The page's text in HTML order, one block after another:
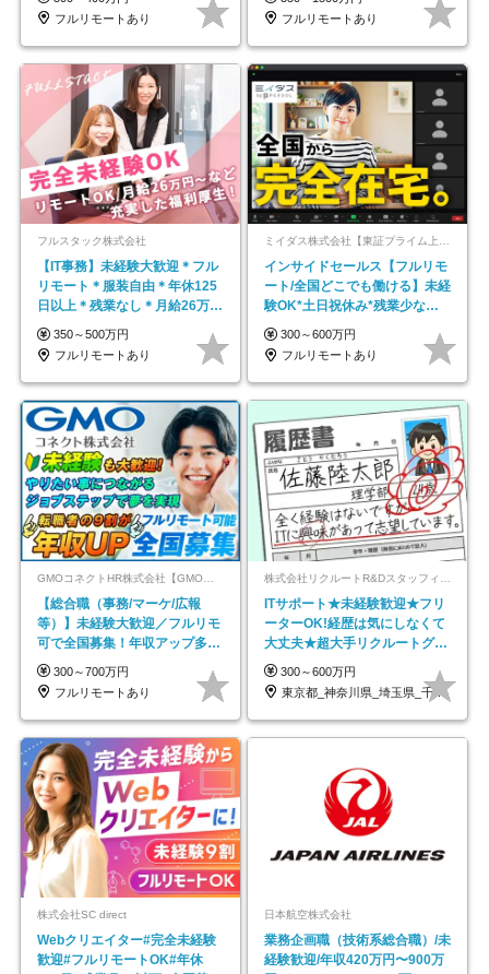
フルリモートあり
フルリモートあり
フルスタック株式会社
【IT事務】未経験大歓迎＊フル
リモート＊服装自由＊年休125
日以上＊残業なし＊月給26万円
以上
350～500万円
フルリモートあり
ミイダス株式会社【東証プライム上場パーソルグループ】
インサイドセールス【フルリモ
ート/全国どこでも働ける】未経
験OK*土日祝休み*残業少なめ*
在宅勤務手当あり
300～600万円
フルリモートあり
GMOコネクトHR株式会社【GMOインターネットグループ】
【総合職（事務/マーケ/広報
等）】未経験大歓迎／フルリモ
可で全国募集！年収アップ多数
★年休最大130日★
300～700万円
フルリモートあり
ITサポート★未経験歓迎★フリ
ーターOK!経歴は気にしなくて
大丈夫★超大手リクルートグル
ープの正社員/sg
300～600万円
東京都_神奈川県_埼玉県_千葉県_大阪府…
株式会社SC direct
Webクリエイター#完全未経験
歓迎#フルリモートOK#年休
日本航空株式会社
業務企画職（技術系総合職）/未
経験歓迎/年収420万円〜900万